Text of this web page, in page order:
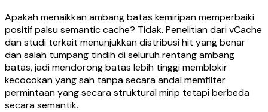
Apakah menaikkan ambang batas kemiripan memperbaiki
positif palsu semantic cache? Tidak. Penelitian dari vCache
dan studi terkait menunjukkan distribusi hit yang benar
dan salah tumpang tindih di seluruh rentang ambang
batas, jadi mendorong batas lebih tinggi memblokir
kecocokan yang sah tanpa secara andal memfilter
permintaan yang secara struktural mirip tetapi berbeda
secara semantik.